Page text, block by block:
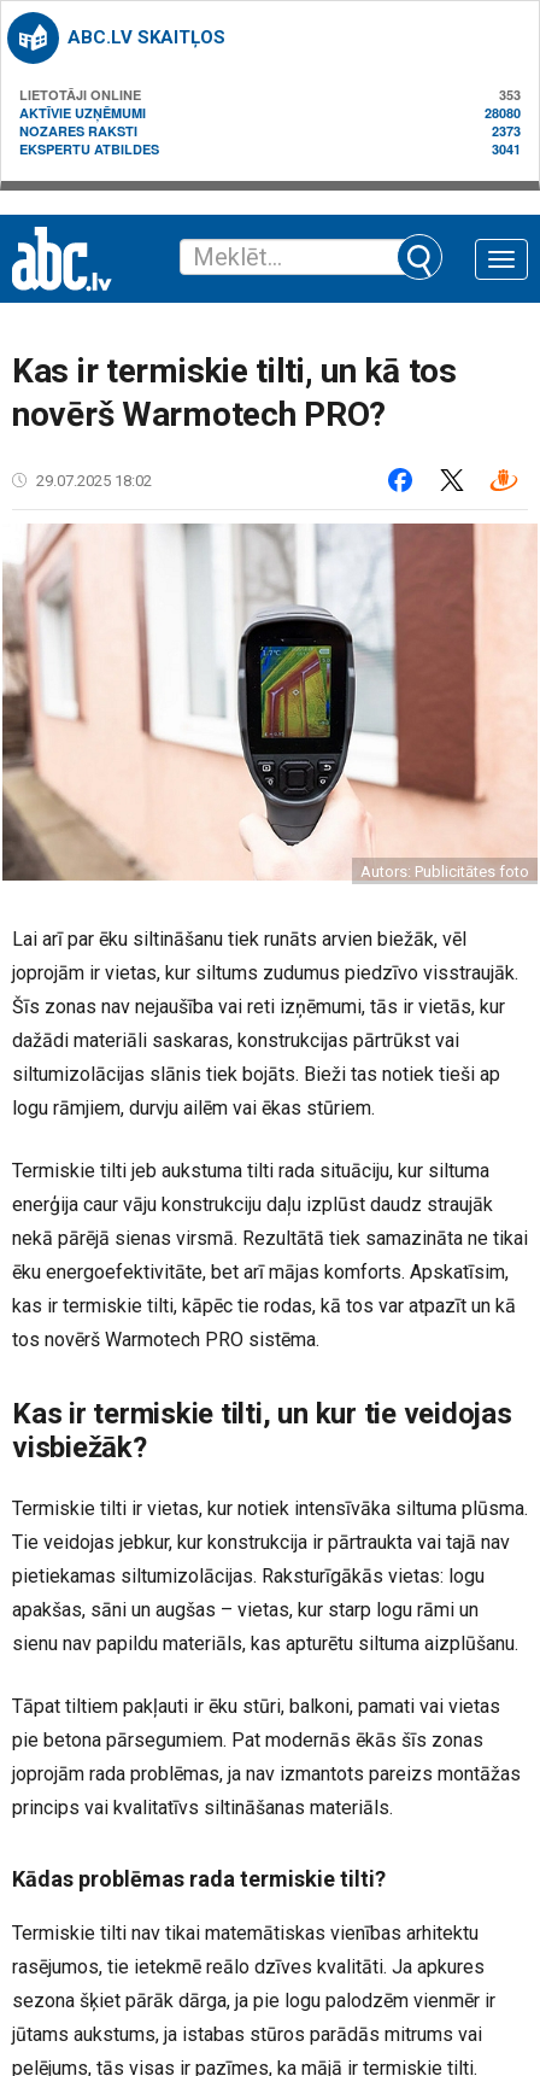
ABC.LV SKAITĻOS
LIETOTĀJI ONLINE
353
AKTĪVIE UZŅĒMUMI
28080
NOZARES RAKSTI
2373
EKSPERTU ATBILDES
3041
Toggle
Kas ir termiskie tilti, un kā tos
novērš Warmotech PRO?
29.07.2025 18:02
Autors: Publicitātes foto
Lai arī par ēku siltināšanu tiek runāts arvien biežāk, vēl
joprojām ir vietas, kur siltums zudumus piedzīvo visstraujāk.
Šīs zonas nav nejaušība vai reti izņēmumi, tās ir vietās, kur
dažādi materiāli saskaras, konstrukcijas pārtrūkst vai
siltumizolācijas slānis tiek bojāts. Bieži tas notiek tieši ap
logu rāmjiem, durvju ailēm vai ēkas stūriem.
Termiskie tilti jeb aukstuma tilti rada situāciju, kur siltuma
enerģija caur vāju konstrukciju daļu izplūst daudz straujāk
nekā pārējā sienas virsmā. Rezultātā tiek samazināta ne tikai
ēku energoefektivitāte, bet arī mājas komforts. Apskatīsim,
kas ir termiskie tilti, kāpēc tie rodas, kā tos var atpazīt un kā
tos novērš Warmotech PRO sistēma.
Kas ir termiskie tilti, un kur tie veidojas
visbiežāk?
Termiskie tilti ir vietas, kur notiek intensīvāka siltuma plūsma.
Tie veidojas jebkur, kur konstrukcija ir pārtraukta vai tajā nav
pietiekamas siltumizolācijas. Raksturīgākās vietas: logu
apakšas, sāni un augšas – vietas, kur starp logu rāmi un
sienu nav papildu materiāls, kas apturētu siltuma aizplūšanu.
Tāpat tiltiem pakļauti ir ēku stūri, balkoni, pamati vai vietas
pie betona pārsegumiem. Pat modernās ēkās šīs zonas
joprojām rada problēmas, ja nav izmantots pareizs montāžas
princips vai kvalitatīvs siltināšanas materiāls.
Kādas problēmas rada termiskie tilti?
Termiskie tilti nav tikai matemātiskas vienības arhitektu
rasējumos, tie ietekmē reālo dzīves kvalitāti. Ja apkures
sezona šķiet pārāk dārga, ja pie logu palodzēm vienmēr ir
jūtams aukstums, ja istabas stūros parādās mitrums vai
pelējums, tās visas ir pazīmes, ka mājā ir termiskie tilti.